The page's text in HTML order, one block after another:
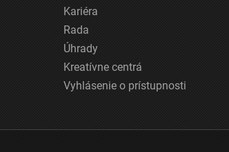
Kariéra
Rada
Úhrady
Kreatívne centrá
Vyhlásenie o prístupnosti